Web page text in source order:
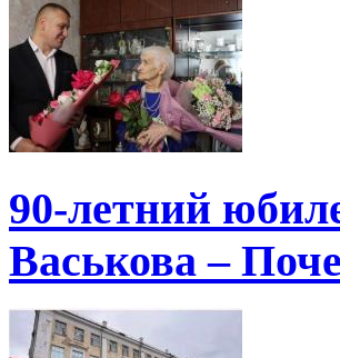
90-летний
Васькова –